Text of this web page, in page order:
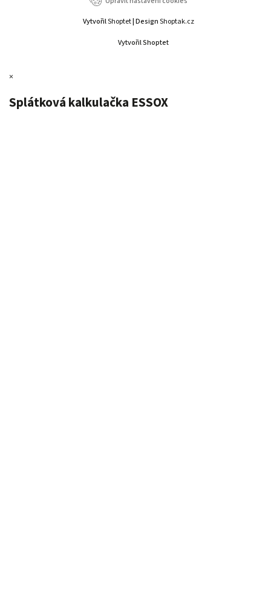
Vytvořil Shoptet
VytvořilShoptet| DesignShoptak.cz
×
Splátková kalkulačka ESSOX